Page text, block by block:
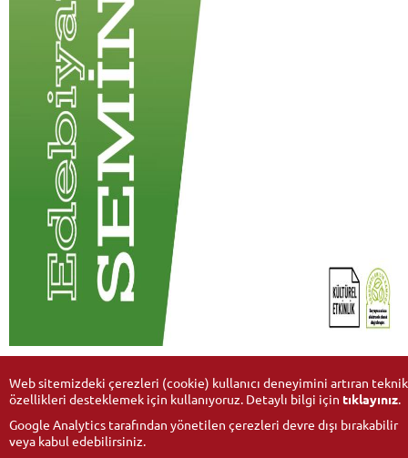
Web sitemizdeki çerezleri (cookie) kullanıcı deneyimini artıran teknik
özellikleri desteklemek için kullanıyoruz. Detaylı bilgi için tıklayınız.
Google Analytics tarafından yönetilen çerezleri devre dışı bırakabilir
veya kabul edebilirsiniz.